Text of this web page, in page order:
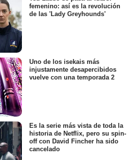
femenino: así es la revolución
de las 'Lady Greyhounds'
Uno de los isekais más
injustamente desapercibidos
vuelve con una temporada 2
Es la serie más vista de toda la
historia de Netflix, pero su spin-
off con David Fincher ha sido
cancelado